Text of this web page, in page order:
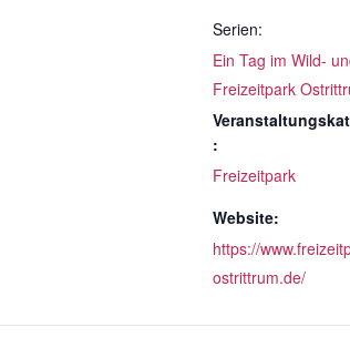
Serien:
Ein Tag im Wild-
Freizeitpark
:
Freizeitpark
Website:
https://
ostrittrum.de/